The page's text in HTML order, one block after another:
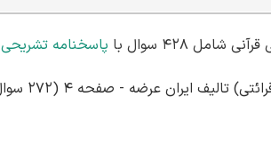
428 سوال با پاسخنامه تشریحی
تالیف ایران عرضه - صفحه 4 (272 سوال)